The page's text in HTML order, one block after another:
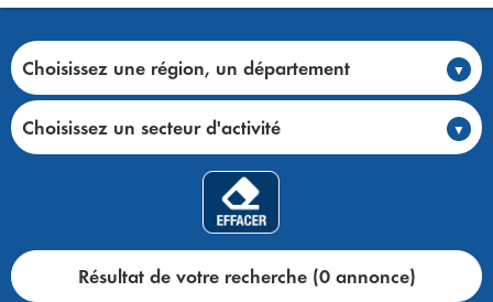
Choisissez une région, un département
Choisissez un secteur d'activité
Résultat de votre recherche (0 annonce)